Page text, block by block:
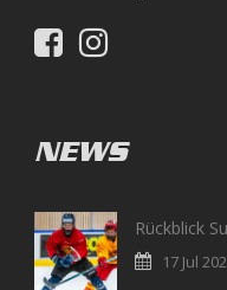
NEWS
Rückblick
17 Jul